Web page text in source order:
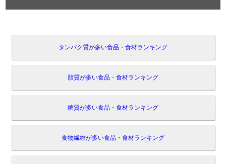
タンパク質が多い食品・食材ランキング
脂質が多い食品・食材ランキング
糖質が多い食品・食材ランキング
食物繊維が多い食品・食材ランキング